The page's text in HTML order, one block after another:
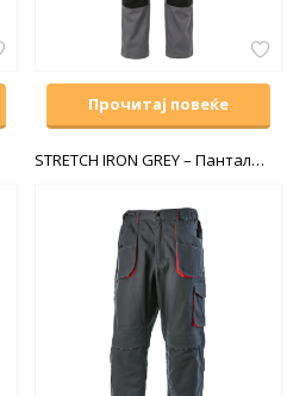
Прочитај повеќе
STRETCH IRON GREY – Панталони со прерамки